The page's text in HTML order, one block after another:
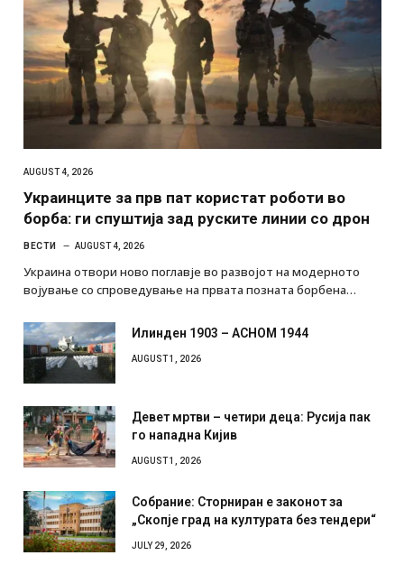
AUGUST 4, 2026
Украинците за прв пат користат роботи во
борба: ги спуштија зад руските линии со дрон
AUGUST 4, 2026
Украина отвори ново поглавје во развојот на модерното
војување со спроведување на првата позната борбена…
Илинден 1903 – АСНОМ 1944
AUGUST 1, 2026
Девет мртви – четири деца: Русија пак
го нападна Кијив
AUGUST 1, 2026
Собрание: Сторниран е законот за
„Скопје град на културата без тендери“
JULY 29, 2026